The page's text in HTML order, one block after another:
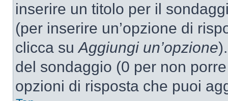
inserire un titolo per il
(per inserire un’opzione di
clicca suAggiungi un’opzione
del sondaggio (0 per non
opzioni di risposta che puoi